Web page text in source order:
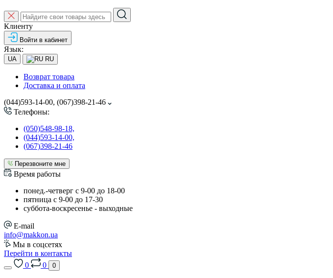
Клиенту
Войти в кабинет
Язык:
UA RU
Возврат товара
Доставка и оплата
(044)593-14-00, (067)398-21-46
Телефоны:
(050)548-98-18,
(044)593-14-00,
(067)398-21-46
Перезвоните мне
Время работы
понед.-четверг с 9-00 до 18-00
пятница с 9-00 до 17-30
cуббота-воскресенье - выходные
E-mail
info@makkon.ua
Мы в соцсетях
Перейти в контакты
0
0 0